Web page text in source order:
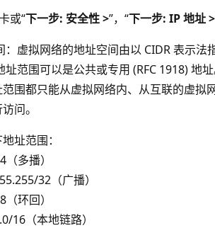
或“下一步: 安全性 >”，“下一步: IP 地址 >
：虚拟网络的地址空间由以 CIDR 表示法
址范围可以是公共或专用 (RFC 1918) 地
围都只能从虚拟网络内、从互联的虚拟
问。
址范围：
多播）
32（广播）
环回）
16（本地链路）